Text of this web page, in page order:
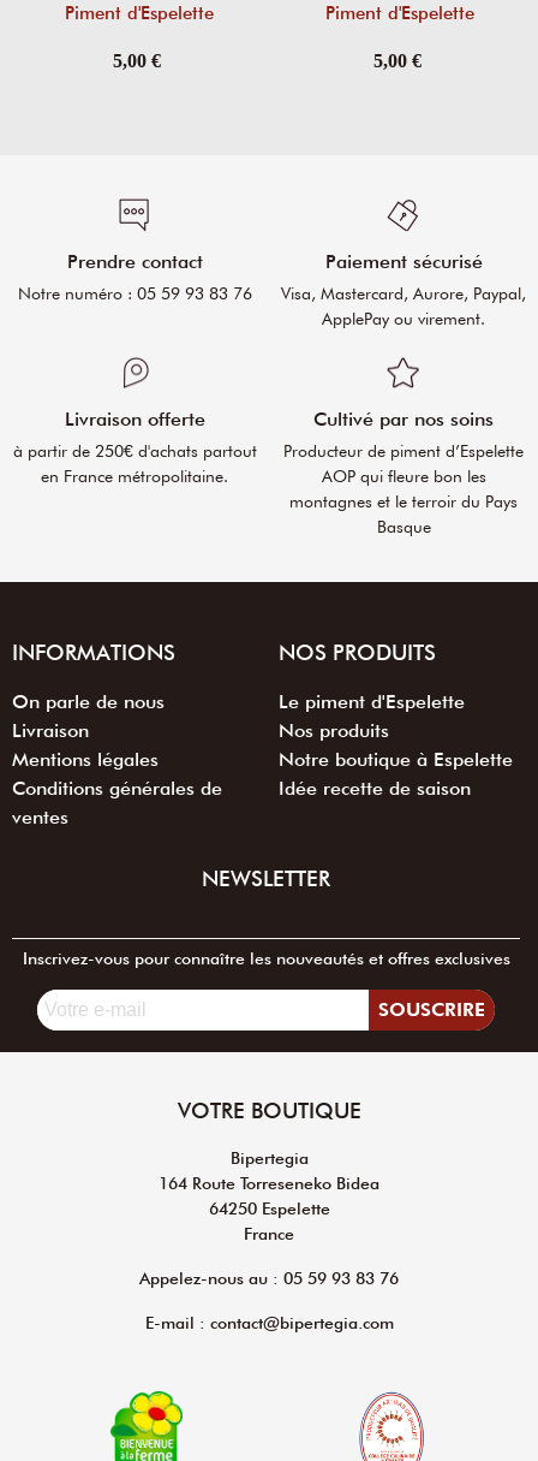
Piment d'Espelette
5,00 €
Piment d'Espelette
5,00 €
Prendre contact
Notre numéro : 05 59 93 83 76
Paiement sécurisé
Visa, Mastercard, Aurore, Paypal,
ApplePay ou virement.
Livraison offerte
à partir de 250€ d'achats partout
en France métropolitaine.
Cultivé par nos soins
Producteur de piment d’Espelette
AOP qui fleure bon les
montagnes et le terroir du Pays
Basque
VOTRE BOUTIQUE
Bipertegia
164 Route Torreseneko Bidea
64250 Espelette
France
Appelez-nous au : 05 59 93 83 76
E-mail : contact@bipertegia.com
INFORMATIONS
On parle de nous
Livraison
Mentions légales
Conditions générales de
ventes
NOS PRODUITS
Le piment d'Espelette
Nos produits
Notre boutique à Espelette
Idée recette de saison
NEWSLETTER
Inscrivez-vous pour connaître les nouveautés et offres exclusives
SOUSCRIRE